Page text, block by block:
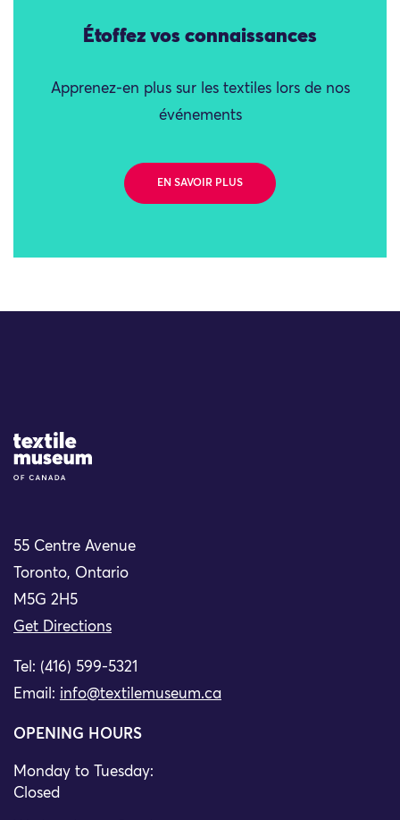
Étoffez vos connaissances
Apprenez-en plus sur les textiles lors de nos
événements
EN SAVOIR PLUS
Site Logo
55 Centre Avenue
Toronto, Ontario
M5G 2H5
Get Directions
Tel: (416) 599-5321
Email: info@textilemuseum.ca
OPENING HOURS
Monday to Tuesday:
Closed